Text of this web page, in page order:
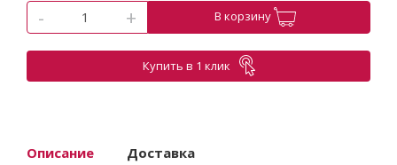
- + В корзину
Купить в 1 клик
Описание Доставка